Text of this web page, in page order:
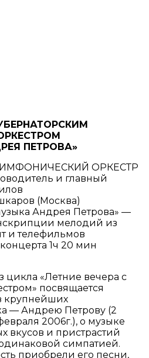
ПЕТРОВА»
ОРКЕСТР
и главный
(Москва)
Андрея Петрова» —
мелодий из
и телефильмов
1ч 20 мин
цикла «Летние вечера с
посвящается
крупнейших
— Андрею Петрову (2
2006г.), о музыке
вкусов и пристрастий
симпатией.
приобрели его песни,